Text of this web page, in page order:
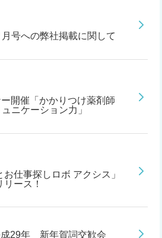
号への弊社掲載に関して
開催「かかりつけ薬剤師
ニケーション力」
お仕事探しロボ アクシス」
ース！
29年 新年賀詞交歓会